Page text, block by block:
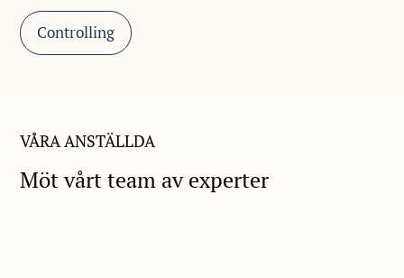
Controlling
VÅRA ANSTÄLLDA
Möt vårt team av experter